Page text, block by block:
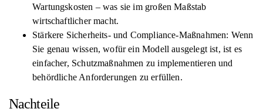
Wartungskosten – was sie im großen Maßstab
wirtschaftlicher macht.
Stärkere Sicherheits- und Compliance-Maßnahmen: Wenn
Sie genau wissen, wofür ein Modell ausgelegt ist, ist es
einfacher, Schutzmaßnahmen zu implementieren und
behördliche Anforderungen zu erfüllen.
Nachteile